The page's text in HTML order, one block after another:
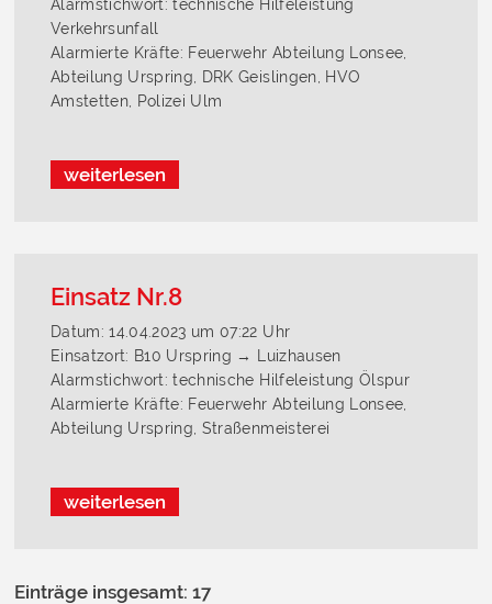
Alarmstichwort: technische Hilfeleistung
Verkehrsunfall
Alarmierte Kräfte: Feuerwehr Abteilung Lonsee,
Abteilung Urspring, DRK Geislingen, HVO
Amstetten, Polizei Ulm
weiterlesen
Einsatz Nr.8
Datum: 14.04.2023 um 07:22 Uhr
Einsatzort: B10 Urspring → Luizhausen
Alarmstichwort: technische Hilfeleistung Ölspur
Alarmierte Kräfte: Feuerwehr Abteilung Lonsee,
Abteilung Urspring, Straßenmeisterei
weiterlesen
Einträge insgesamt: 17